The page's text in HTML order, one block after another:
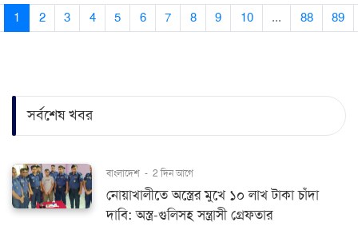
1 2 3 4 5 6 7 8 9 10 ... 88 89
সর্বশেষ খবর
বাংলাদেশ - 2 দিন আগে
নোয়াখালীতে অস্ত্রের মুখে ১০ লাখ টাকা চাঁদা
দাবি: অস্ত্র-গুলিসহ সন্ত্রাসী গ্রেফতার